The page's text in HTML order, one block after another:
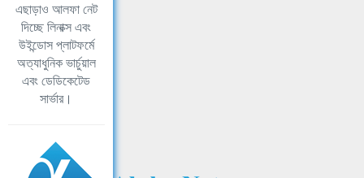
এছাড়াও আলফা নেট
দিচ্ছে লিনাক্স এবং
উইন্ডোস প্লাটফর্মে
অত্যাধুনিক ভার্চুয়াল
এবং ডেডিকেটেড
সার্ভার।